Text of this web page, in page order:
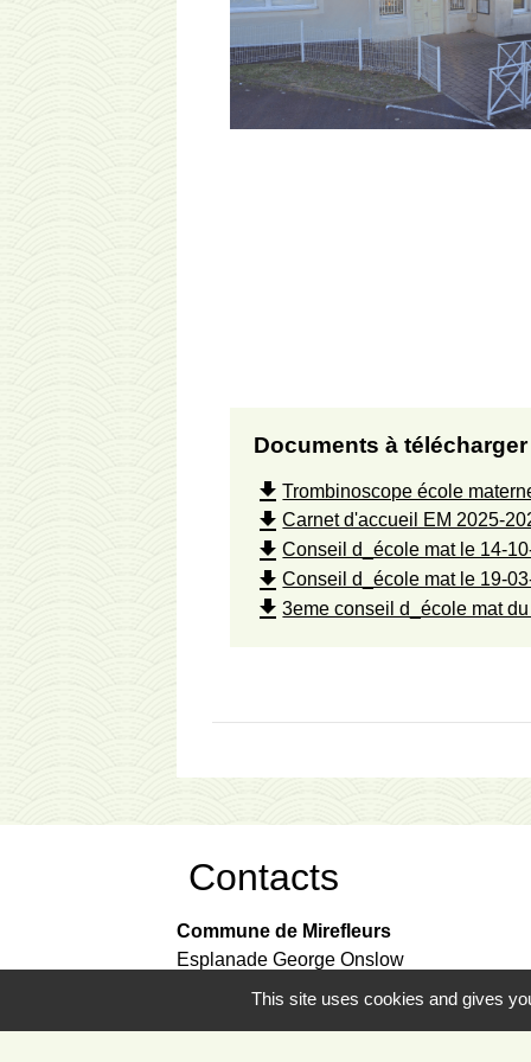
Documents à
file_downloadTrombinoscope école
file_downloadCarnet d'accueil EM 2025-
file_downloadConseil d_école mat le 14-
file_downloadConseil d_école mat le 19-
file_download3eme conseil d_école mat
Contacts
Commune de Mirefleurs
Esplanade George Onslow
63730 Mirefleurs - FRANCE
This site uses cookies and gives